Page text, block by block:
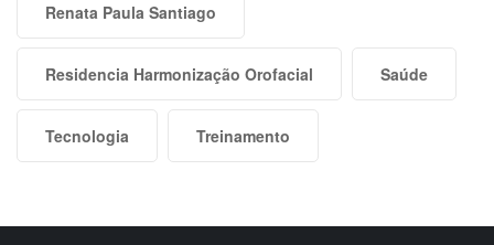
Renata Paula Santiago
Residencia Harmonização Orofacial Saúde
Tecnologia Treinamento